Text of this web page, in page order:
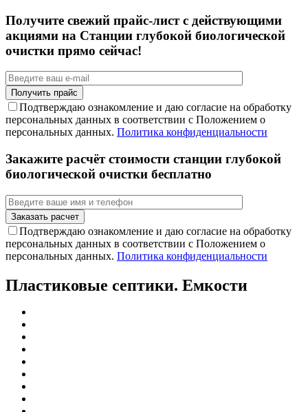
Получите свежий прайс-лист с действующими
акциями на Станции глубокой биологической
очистки прямо сейчас!
Подтверждаю ознакомление и даю согласие на обработку
персональных данных в соответствии с Положением о
персональных данных. Политика конфиденциальности
Закажите расчёт стоимости станции глубокой
биологической очистки бесплатно
Подтверждаю ознакомление и даю согласие на обработку
персональных данных в соответствии с Положением о
персональных данных. Политика конфиденциальности
Пластиковые септики. Емкости